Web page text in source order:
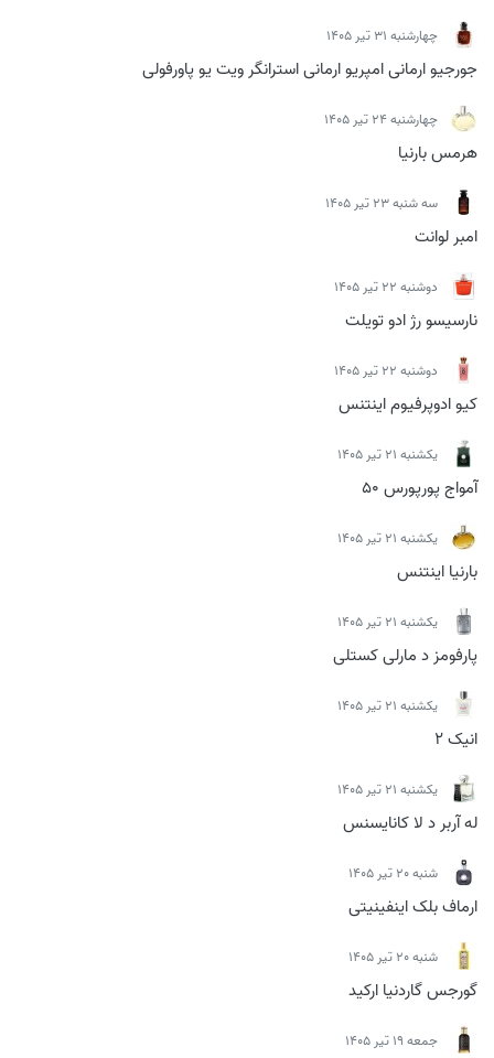
چهارشنبه 31 تیر 1405
جورجیو ارمانی امپریو ارمانی استرانگر ویت یو پاورفولی
چهارشنبه 24 تیر 1405
هرمس بارنیا
سه شنبه 23 تیر 1405
امبر لوانت
دوشنبه 22 تیر 1405
نارسیسو رژ ادو تویلت
دوشنبه 22 تیر 1405
کیو ادوپرفیوم اینتنس
يكشنبه 21 تیر 1405
آمواج پورپورس 50
يكشنبه 21 تیر 1405
بارنیا اینتنس
يكشنبه 21 تیر 1405
پارفومز د مارلی کستلی
يكشنبه 21 تیر 1405
انیک 2
يكشنبه 21 تیر 1405
له آربر د لا کانایسنس
شنبه 20 تیر 1405
ارماف بلک اینفینیتی
شنبه 20 تیر 1405
گورجس گاردنیا ارکید
جمعه 19 تیر 1405